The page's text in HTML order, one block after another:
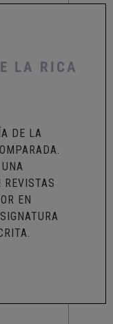
LA RICA
DE LA
REVISTAS
EN